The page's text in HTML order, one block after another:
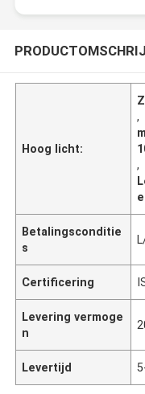
Hoog licht:
,
,
Betalingsconditie
s
Certificering
Levering vermoge
n
Levertijd